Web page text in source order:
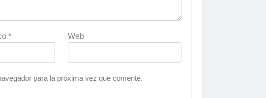
* Web
para la próxima vez que comente.